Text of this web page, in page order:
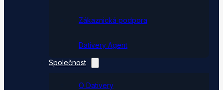
Zákaznická podpora
Dativery Agent
Společnost
O Dativery